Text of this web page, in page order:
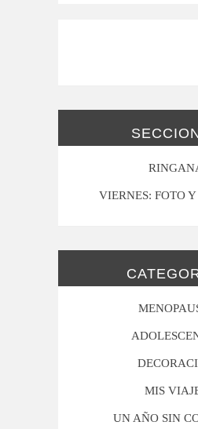
VIERNES: FOTO
MIS
UN AÑO SIN